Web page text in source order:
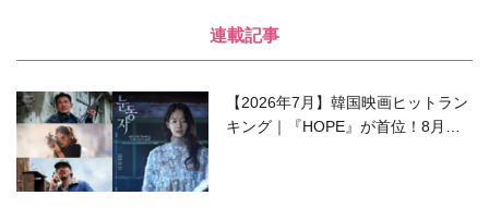
連載記事
【2026年7月】韓国映画ヒットラン
キング｜『HOPE』が首位！8月公